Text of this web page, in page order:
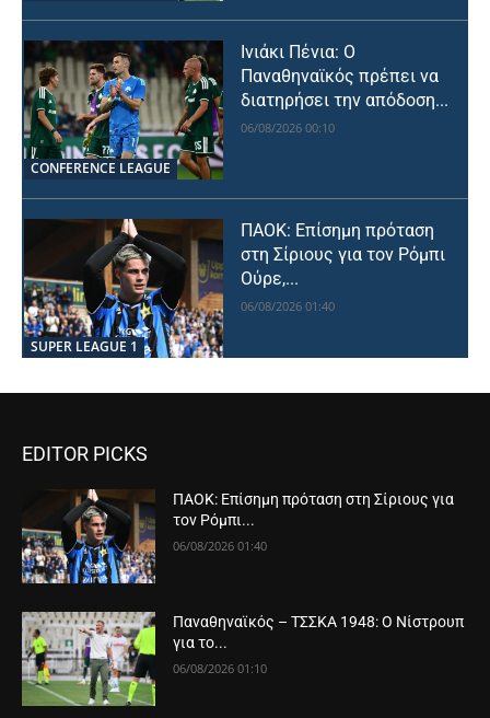
CONFERENCE LEAGUE
Ινιάκι Πένια: Ο
Παναθηναϊκός πρέπει να
διατηρήσει την απόδοση...
06/08/2026 00:10
SUPER LEAGUE 1
ΠΑΟΚ: Επίσημη πρόταση
στη Σίριους για τον Ρόμπι
Ούρε,...
06/08/2026 01:40
EDITOR PICKS
ΠΑΟΚ: Επίσημη πρόταση στη Σίριους για
τον Ρόμπι...
06/08/2026 01:40
Παναθηναϊκός – ΤΣΣΚΑ 1948: Ο Νίστρουπ
για το...
06/08/2026 01:10